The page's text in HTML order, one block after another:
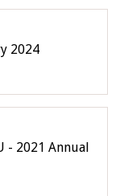
2024
- 2021 Annual